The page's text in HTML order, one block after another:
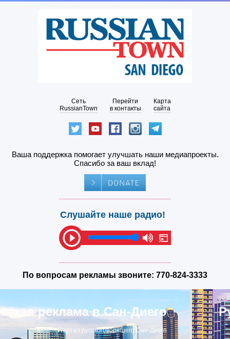
Сеть
RussianTown
Перейти
в контакты
Карта
сайта
Ваша поддержка помогает улучшать наши медиапроекты.
Спасибо за ваш вклад!
Слушайте наше радио!
По вопросам рекламы звоните: 770-824-3333
Русская реклама в Сан-Диего
Портал русскоговорящего Сан-Диего